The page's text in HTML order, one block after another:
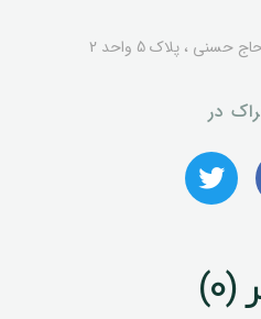
، پلاک 5 واحد 2
در